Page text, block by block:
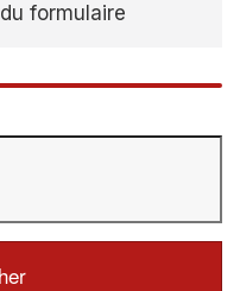
formulaire